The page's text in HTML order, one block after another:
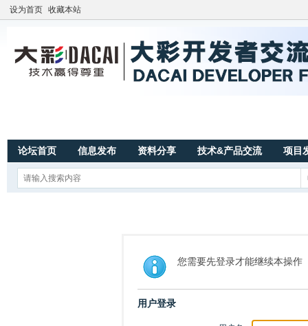
设为首页 收藏本站
论坛首页 信息发布 资料分享 技术&产品交流 项目
您需要先登录才能继续本操作
用户登录